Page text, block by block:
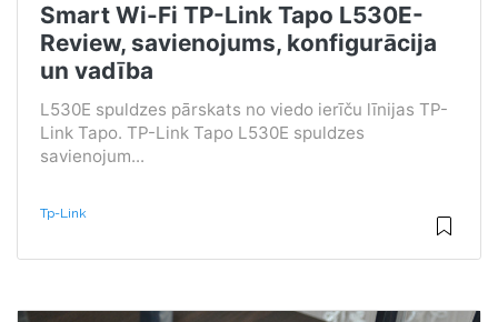
Smart Wi-Fi TP-Link Tapo L530E-
Review, savienojums, konfigurācija
un vadība
L530E spuldzes pārskats no viedo ierīču līnijas TP-
Link Tapo. TP-Link Tapo L530E spuldzes
savienojum...
Tp-Link